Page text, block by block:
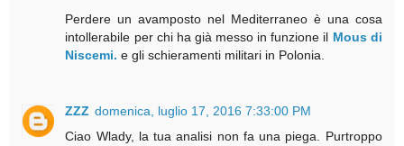
Perdere un avamposto nel Mediterraneo è una cosa
intollerabile per chi ha già messo in funzione il Mous di
Niscemi. e gli schieramenti militari in Polonia.
ZZZ domenica, luglio 17, 2016 7:33:00 PM
Ciao Wlady, la tua analisi non fa una piega. Purtroppo